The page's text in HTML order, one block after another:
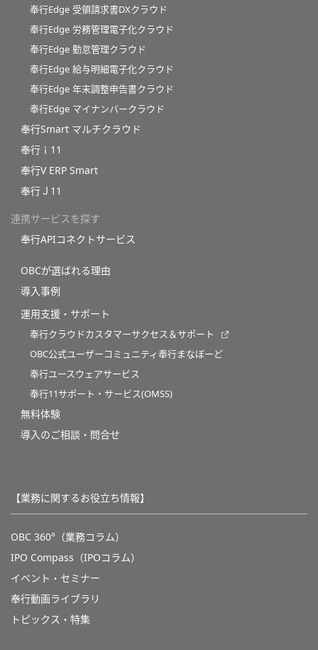
奉行Edge 受領請求書DXクラウド
奉行Edge 労務管理電子化クラウド
奉行Edge 勤怠管理クラウド
奉行Edge 給与明細電子化クラウド
奉行Edge 年末調整申告書クラウド
奉行Edge マイナンバークラウド
奉行Smart マルチクラウド
奉行ｉ11
奉行V ERP Smart
奉行Ｊ11
連携サービスを探す
奉行APIコネクトサービス
OBCが選ばれる理由
導入事例
運用支援・サポート
奉行クラウドカスタマーサクセス＆サポート
OBC公式ユーザーコミュニティ奉行まなぼーど
奉行ユースウェアサービス
奉行11サポート・サービス(OMSS)
無料体験
導入のご相談・問合せ
【業務に関するお役立ち情報】
OBC 360°（業務コラム）
IPO Compass（IPOコラム）
イベント・セミナー
奉行動画ライブラリ
トピックス・特集